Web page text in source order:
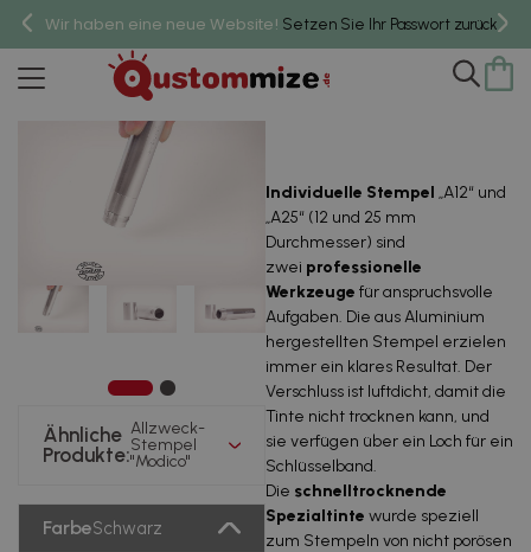
Wir haben eine neue Website! Setzen Sie Ihr Passwort zurück,um
Allzweck-Stempel "Modico"
Ähnliche
Produkte:
Allzweck-
Stempel
"Modico"
FarbeSchwarz
Individuelle Stempel „A12“ und
„A25“ (12 und 25 mm
Durchmesser) sind
zwei professionelle
Werkzeuge für anspruchsvolle
Aufgaben. Die aus Aluminium
hergestellten Stempel erzielen
immer ein klares Resultat. Der
Verschluss ist luftdicht, damit die
Tinte nicht trocknen kann, und
sie verfügen über ein Loch für ein
Schlüsselband.
Die schnelltrocknende
Spezialtinte wurde speziell
zum Stempeln von nicht porösen